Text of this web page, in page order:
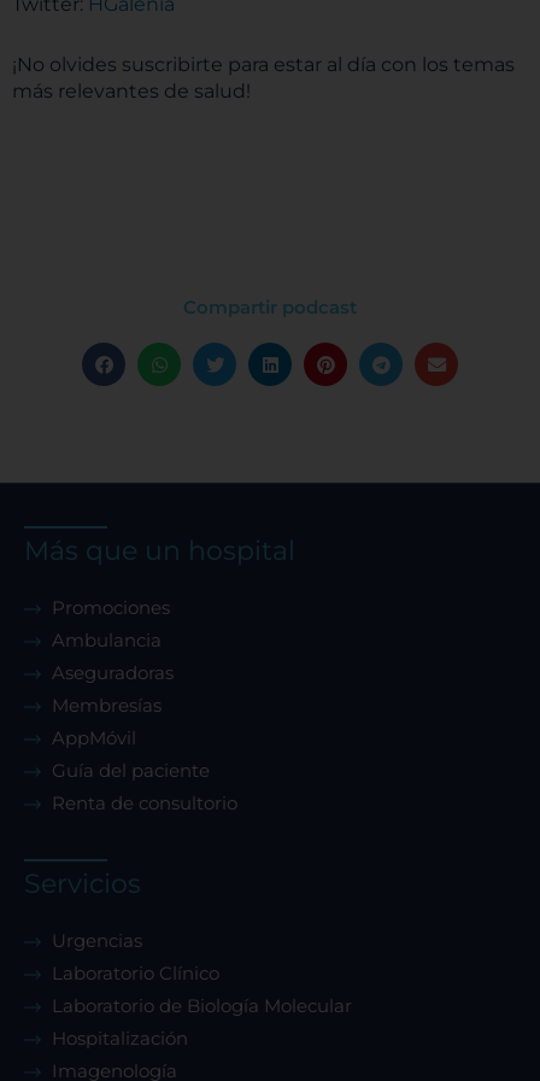
Twitter: ⁠⁠⁠⁠⁠⁠⁠⁠⁠⁠⁠⁠⁠⁠⁠⁠⁠⁠⁠⁠⁠⁠⁠⁠⁠⁠⁠⁠⁠⁠⁠⁠⁠⁠⁠⁠⁠⁠ HGalenia⁠⁠⁠⁠⁠⁠⁠⁠⁠⁠⁠⁠⁠⁠⁠⁠⁠⁠⁠⁠⁠⁠⁠⁠⁠⁠⁠⁠⁠⁠⁠⁠⁠⁠⁠⁠⁠⁠
¡No olvides suscribirte para estar al día con los temas
más relevantes de salud!
Compartir podcast
Más que un hospital
Promociones
Ambulancia
Aseguradoras
Membresías
AppMóvil
Guía del paciente
Renta de consultorio
Servicios
Urgencias
Laboratorio Clínico
Laboratorio de Biología Molecular
Hospitalización
Imagenología